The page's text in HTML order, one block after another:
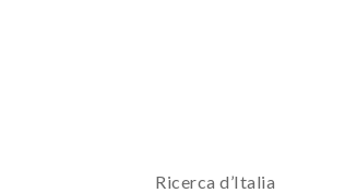
Ricerca d’Italia